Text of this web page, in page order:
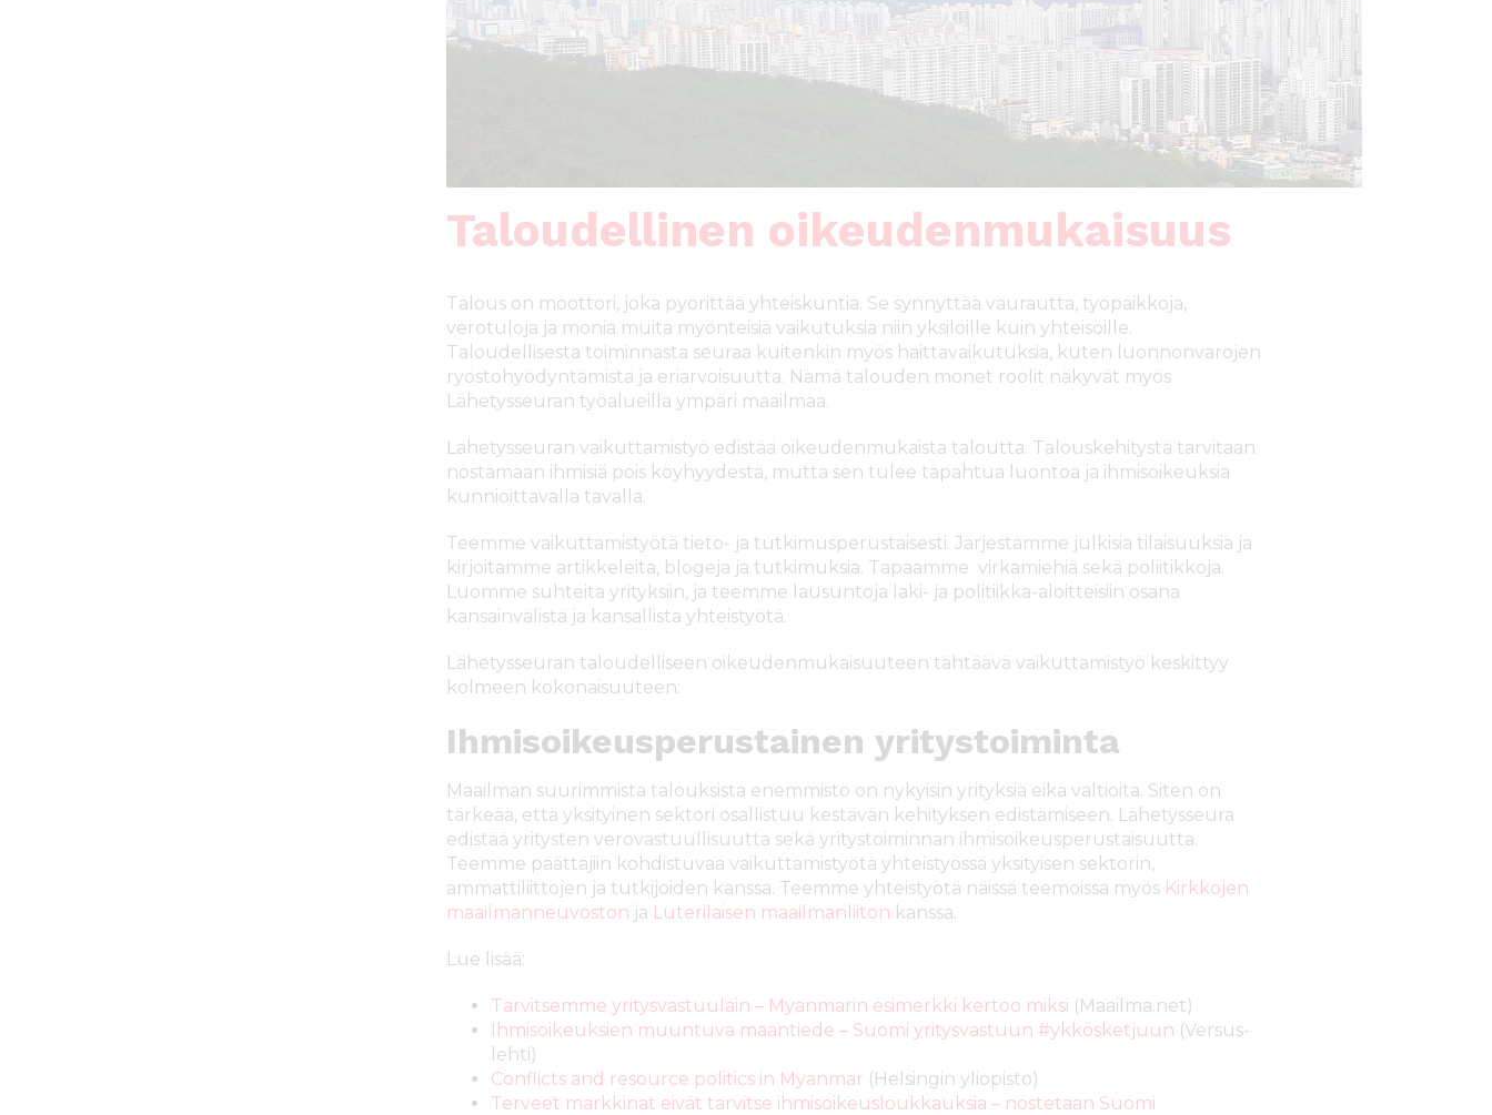
Taloudellinen oikeudenmukaisuus
Talous on moottori, joka pyörittää yhteiskuntia. Se synnyttää vaurautta, työpaikkoja,
verotuloja ja monia muita myönteisiä vaikutuksia niin yksilöille kuin yhteisöille.
Taloudellisesta toiminnasta seuraa kuitenkin myös haittavaikutuksia, kuten luonnonvarojen
ryöstöhyödyntämistä ja eriarvoisuutta. Nämä talouden monet roolit näkyvät myös
Lähetysseuran työalueilla ympäri maailmaa.
Lähetysseuran vaikuttamistyö edistää oikeudenmukaista taloutta. Talouskehitystä tarvitaan
nostamaan ihmisiä pois köyhyydestä, mutta sen tulee tapahtua luontoa ja ihmisoikeuksia
kunnioittavalla tavalla.
Teemme vaikuttamistyötä tieto- ja tutkimusperustaisesti. Järjestämme julkisia tilaisuuksia ja
kirjoitamme artikkeleita, blogeja ja tutkimuksia. Tapaamme virkamiehiä sekä poliitikkoja.
Luomme suhteita yrityksiin, ja teemme lausuntoja laki- ja politiikka-aloitteisiin osana
kansainvälistä ja kansallista yhteistyötä.
Lähetysseuran taloudelliseen oikeudenmukaisuuteen tähtäävä vaikuttamistyö keskittyy
kolmeen kokonaisuuteen:
Ihmisoikeusperustainen yritystoiminta
Maailman suurimmista talouksista enemmistö on nykyisin yrityksiä eikä valtioita. Siten on
tärkeää, että yksityinen sektori osallistuu kestävän kehityksen edistämiseen. Lähetysseura
edistää yritysten verovastuullisuutta sekä yritystoiminnan ihmisoikeusperustaisuutta.
Teemme päättäjiin kohdistuvaa vaikuttamistyötä yhteistyössä yksityisen sektorin,
ammattiliittojen ja tutkijoiden kanssa. Teemme yhteistyötä näissä teemoissa myös Kirkkojen
maailmanneuvoston ja Luterilaisen maailmanliiton kanssa.
Lue lisää:
Tarvitsemme yritysvastuulain – Myanmarin esimerkki kertoo miksi (Maailma.net)
Ihmisoikeuksien muuntuva maantiede – Suomi yritysvastuun #ykkösketjuun (Versus-
lehti)
Conflicts and resource politics in Myanmar (Helsingin yliopisto)
Terveet markkinat eivät tarvitse ihmisoikeusloukkauksia – nostetaan Suomi